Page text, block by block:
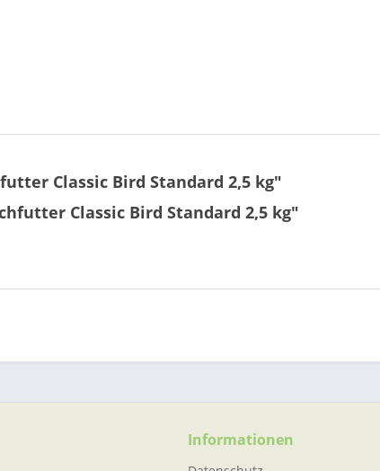
Classic Bird Standard 2,5 kg"
Classic Bird Standard 2,5 kg"
Informationen